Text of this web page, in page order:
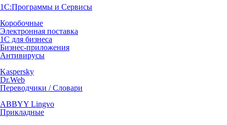
1С:Программы и Сервисы
Коробочные
Электронная поставка
1С для бизнеса
Бизнес-приложения
Антивирусы
Kaspersky
Dr.Web
Переводчики / Словари
ABBYY Lingvo
Прикладные